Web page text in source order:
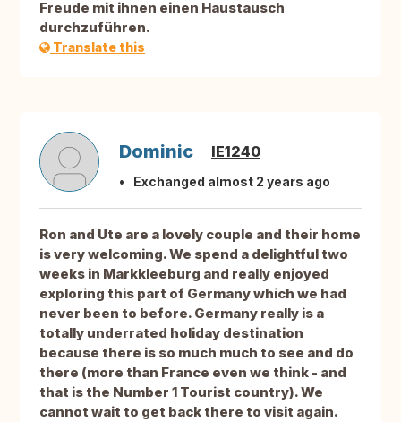
Freude mit ihnen einen Haustausch
durchzuführen.
Translate this
Dominic IE1240
Exchanged almost 2 years ago
Ron and Ute are a lovely couple and their home
is very welcoming. We spend a delightful two
weeks in Markkleeburg and really enjoyed
exploring this part of Germany which we had
never been to before. Germany really is a
totally underrated holiday destination
because there is so much much to see and do
there (more than France even we think - and
that is the Number 1 Tourist country). We
cannot wait to get back there to visit again.